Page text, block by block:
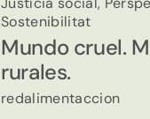
Sostenibilitat
Mundo cruel.
rurales.
redalimentaccion